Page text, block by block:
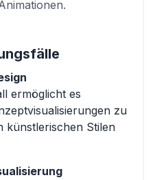
ermöglicht es
zu
künstlerischen Stilen